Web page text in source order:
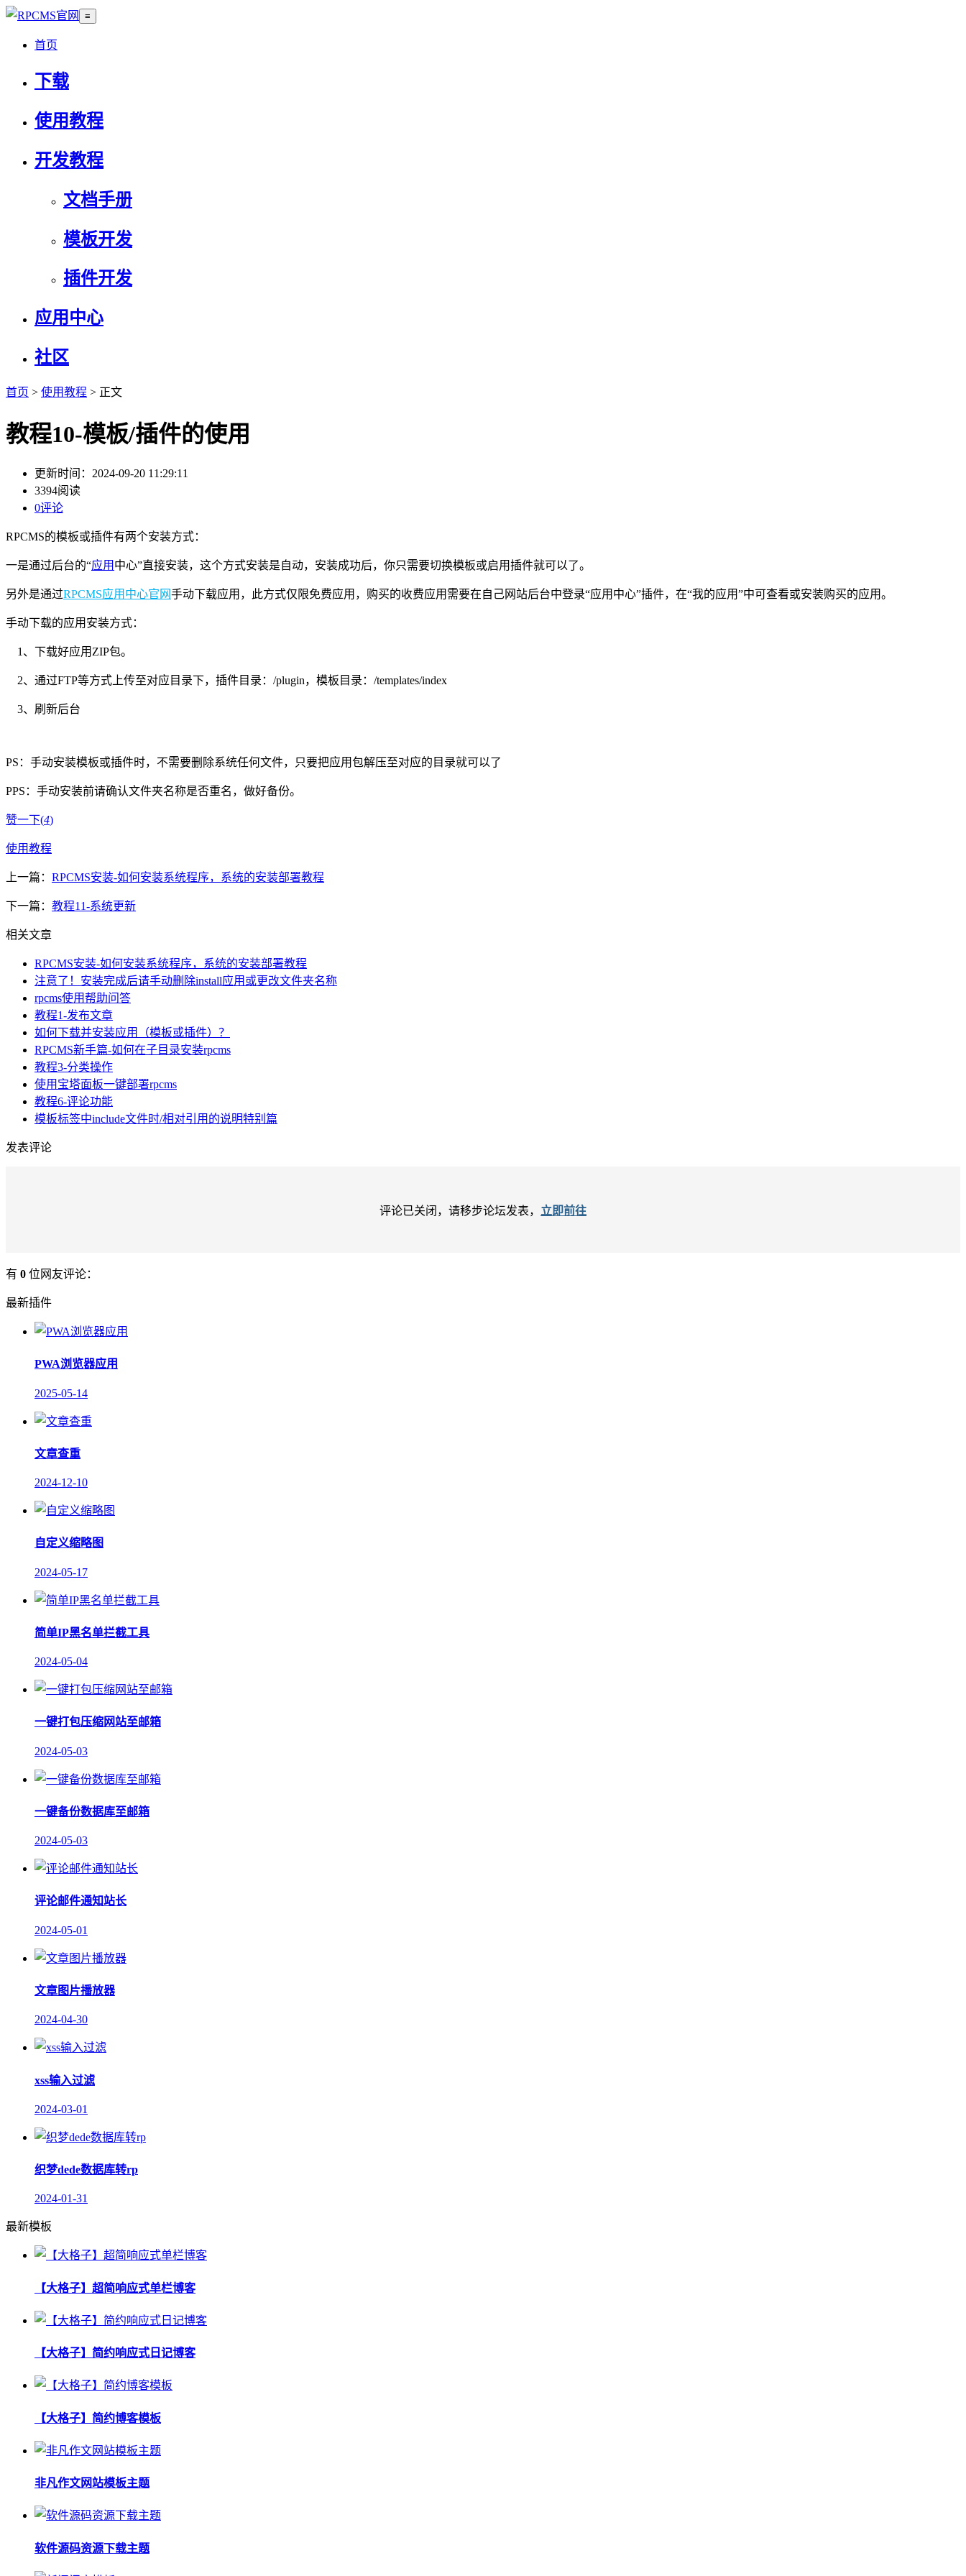
≡
首页
下载
使用教程
开发教程
文档手册
模板开发
插件开发
应用中心
社区
首页 > 使用教程 > 正文
教程10-模板/插件的使用
更新时间：2024-09-20 11:29:11
3394阅读
0评论
RPCMS的模板或插件有两个安装方式：
一是通过后台的“应用 中心”直接安装，这个方式安装是自动，安装成功后，你只需要切换模板或启用插件就可以了。
另外是通过RPCMS应用中心官网手动下载应用，此方式仅限免费应用，购买的收费应用需要在自己网站后台中登录“应用中心”插件，在“我的应用”中可查看或安装购买的应用。
手动下载的应用安装方式：
1、下载好应用ZIP包。
2、通过FTP等方式上传至对应目录下，插件目录：/plugin，模板目录：/templates/index
3、刷新后台
PS：手动安装模板或插件时，不需要删除系统任何文件，只要把应用包解压至对应的目录就可以了
PPS：手动安装前请确认文件夹名称是否重名，做好备份。
赞一下(4)
使用教程
上一篇： RPCMS安装-如何安装系统程序，系统的安装部署教程
下一篇： 教程11-系统更新
相关文章
RPCMS安装-如何安装系统程序，系统的安装部署教程
注意了！安装完成后请手动删除install应用或更改文件夹名称
rpcms使用帮助问答
教程1-发布文章
如何下载并安装应用（模板或插件）？
RPCMS新手篇-如何在子目录安装rpcms
教程3-分类操作
使用宝塔面板一键部署rpcms
教程6-评论功能
模板标签中include文件时/相对引用的说明特别篇
发表评论
评论已关闭，请移步论坛发表， 立即前往
有 0 位网友评论：
最新插件
PWA浏览器应用
2025-05-14
文章查重
2024-12-10
自定义缩略图
2024-05-17
简单IP黑名单拦截工具
2024-05-04
一键打包压缩网站至邮箱
2024-05-03
一键备份数据库至邮箱
2024-05-03
评论邮件通知站长
2024-05-01
文章图片播放器
2024-04-30
xss输入过滤
2024-03-01
织梦dede数据库转rp
2024-01-31
最新模板
【大格子】超简响应式单栏博客
【大格子】简约响应式日记博客
【大格子】简约博客模板
非凡作文网站模板主题
软件源码资源下载主题